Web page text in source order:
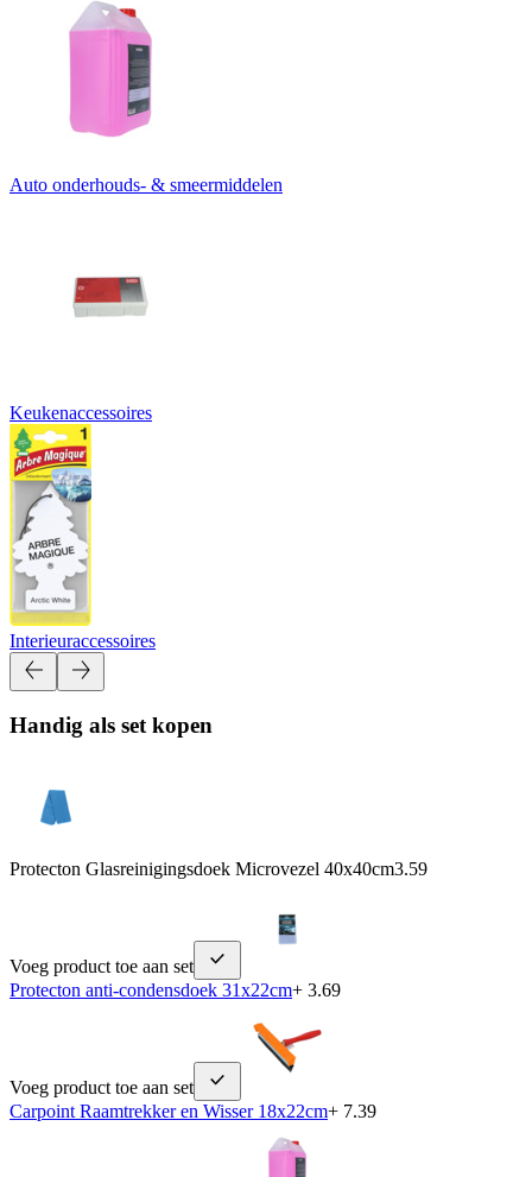
Auto onderhouds- & smeermiddelen
Keukenaccessoires
Interieuraccessoires
Handig als set kopen
Protecton Glasreinigingsdoek Microvezel 40x40cm3.59
Voeg product toe aan set
Protecton anti-condensdoek 31x22cm+ 3.69
Voeg product toe aan set
Carpoint Raamtrekker en Wisser 18x22cm+ 7.39